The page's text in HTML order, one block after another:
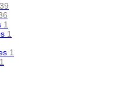
39
1
1
1
1